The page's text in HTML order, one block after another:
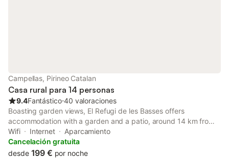
Campellas, Pirineo Catalan
Casa rural para 14 personas
9.4Fantástico⋅40 valoraciones
Boasting garden views, El Refugi de les Basses offers
accommodation with a garden and a patio, around 14 km from
Vall de Núria Ski station. This property offers access to a
balcony, free private parking and free WiFi.
Wifi Internet
Aparcamiento
Cancelación gratuita
desde 199 € por noche